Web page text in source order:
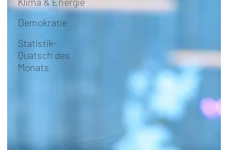
Demokratie
Statistik-
Quatsch des
Monats